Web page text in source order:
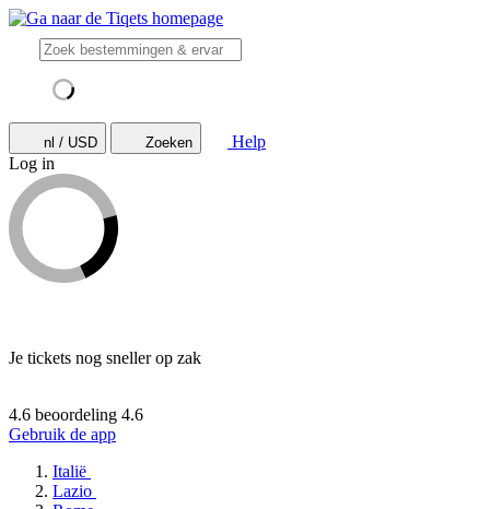
nl / USD Zoeken
Help
Log in
Je tickets nog sneller op zak
4.6 beoordeling 4.6
Gebruik de app
Italië
Lazio